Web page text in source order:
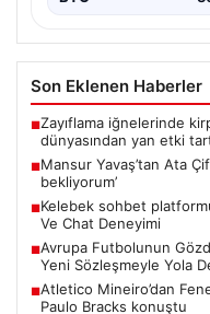
ALTIN
BTC
Son Eklenen Haberler
■Zayıflama iğnelerinde
dünyasından yan etki
■Mansur Yavaş’tan Ata
bekliyorum’
■Kelebek sohbet
Ve Chat Deneyimi